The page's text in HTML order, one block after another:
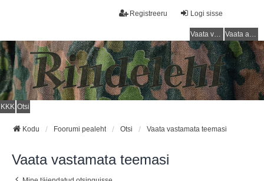
Logi sisse
Registreeru
Vaata vastamata teemasi Vaata aktiivseid teemasid
KKK Otsi
Kodu Foorumi pealeht Otsi Vaata vastamata teemasi
Vaata vastamata teemasi